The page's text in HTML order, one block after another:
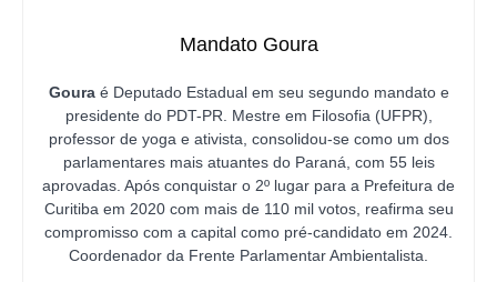
Mandato Goura
Gouraé Deputado Estadual em seu segundo mandato e
presidente do PDT-PR. Mestre em Filosofia (UFPR),
professor de yoga e ativista, consolidou-se como um dos
parlamentares mais atuantes do Paraná, com 55 leis
aprovadas. Após conquistar o 2º lugar para a Prefeitura de
Curitiba em 2020 com mais de 110 mil votos, reafirma seu
compromisso com a capital como pré-candidato em 2024.
Coordenador da Frente Parlamentar Ambientalista.